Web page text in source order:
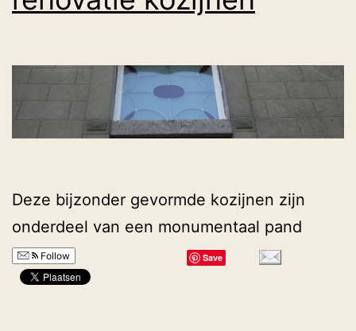
Deze bijzonder gevormde kozijnen zijn
onderdeel van een monumentaal pand
Follow Save